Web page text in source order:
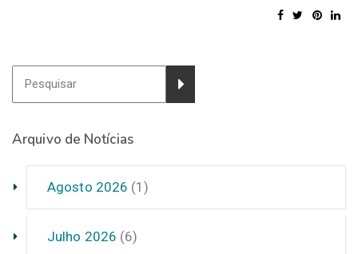
Arquivo de Notícias
Agosto 2026 (1)
Julho 2026 (6)